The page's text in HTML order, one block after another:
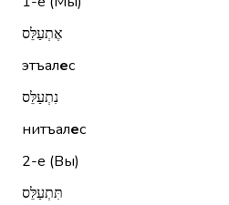
אֶתְעַלֵּס
этъалес
נִתְעַלֵּס
нитъалес
2-е (Вы)
תִּתְעַלֵּס